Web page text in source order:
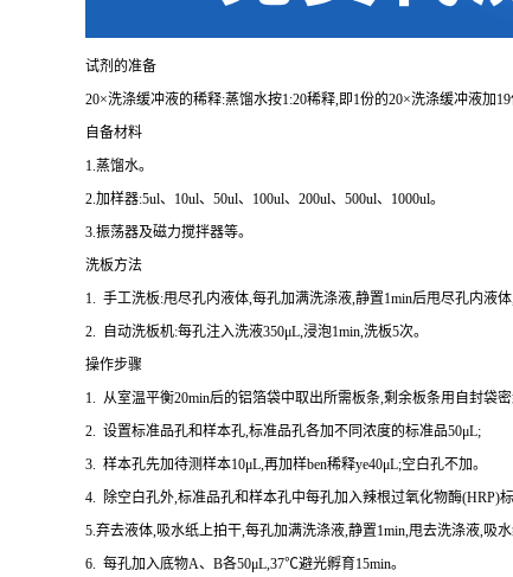
试剂的准备
20×洗涤缓冲液的稀释:蒸馏水按1:20稀释,即1份的20×洗涤缓冲液加19
自备材料
1.蒸馏水。
2.加样器:5ul、10ul、50ul、100ul、200ul、500ul、1000ul。
3.振荡器及磁力搅拌器等。
洗板方法
1. 手工洗板:甩尽孔内液体,每孔加满洗涤液,静置1min后甩尽孔内液
2. 自动洗板机:每孔注入洗液350μL,浸泡1min,洗板5次。
操作步骤
1. 从室温平衡20min后的铝箔袋中取出所需板条,剩余板条用自封袋
2. 设置标准品孔和样本孔,标准品孔各加不同浓度的标准品50μL;
3. 样本孔先加待测样本10μL,再加样ben稀释ye40μL;空白孔不加。
4. 除空白孔外,标准品孔和样本孔中每孔加入辣根过氧化物酶(HRP)
5.弃去液体,吸水纸上拍干,每孔加满洗涤液,静置1min,甩去洗涤液,吸
6. 每孔加入底物A、B各50μL,37℃避光孵育15min。